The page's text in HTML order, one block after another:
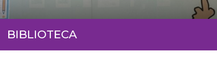
BIBLIOTECA